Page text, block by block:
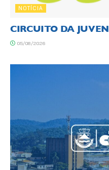
NOTÍCIA
CIRCUITO DA
05/08/2026